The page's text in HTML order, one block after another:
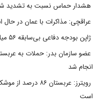
هشدار حماس نسبت به تشدید
عراقچی: مذاکرات با عمان در حال
ژاپن بودجه دفاعی بی‌سابقه ۵۶ میلیارد دلاری را در نظر دارد
عضو سازمان بدر: حملات به
انجام شد
رویترز: عربستان
است